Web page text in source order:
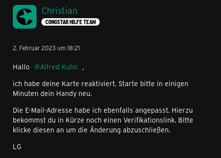
Christian
CONGSTAR HILFE TEAM
2. Februar 2023 um 18:21
Hallo Alfred Kuhn ,
ich habe deine Karte reaktiviert. Starte bitte in einigen
Minuten dein Handy neu.
Die E-Mail-Adresse habe ich ebenfalls angepasst. Hierzu
bekommst du in Kürze noch einen Verifikationslink. Bitte
klicke diesen an um die Änderung abzuschließen.
LG